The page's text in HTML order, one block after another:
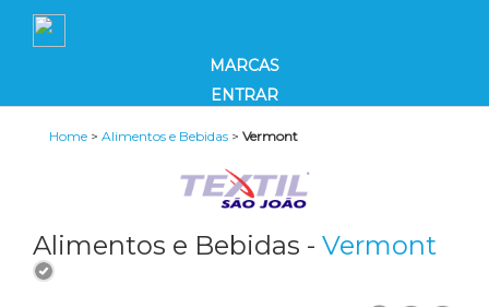
MARCAS
ENTRAR
Home > Alimentos e Bebidas > Vermont
Alimentos e Bebidas - Vermont